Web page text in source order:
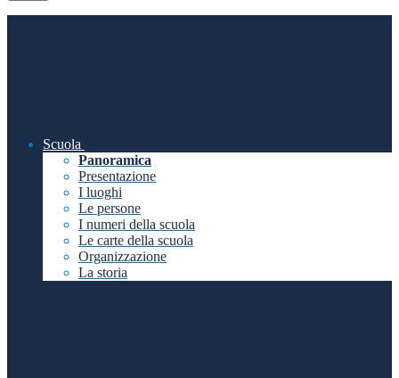
Scuola
Panoramica
Presentazione
I luoghi
Le persone
I numeri della scuola
Le carte della scuola
Organizzazione
La storia